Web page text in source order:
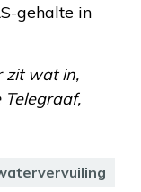
gehalte in
zit wat in,
Telegraaf,